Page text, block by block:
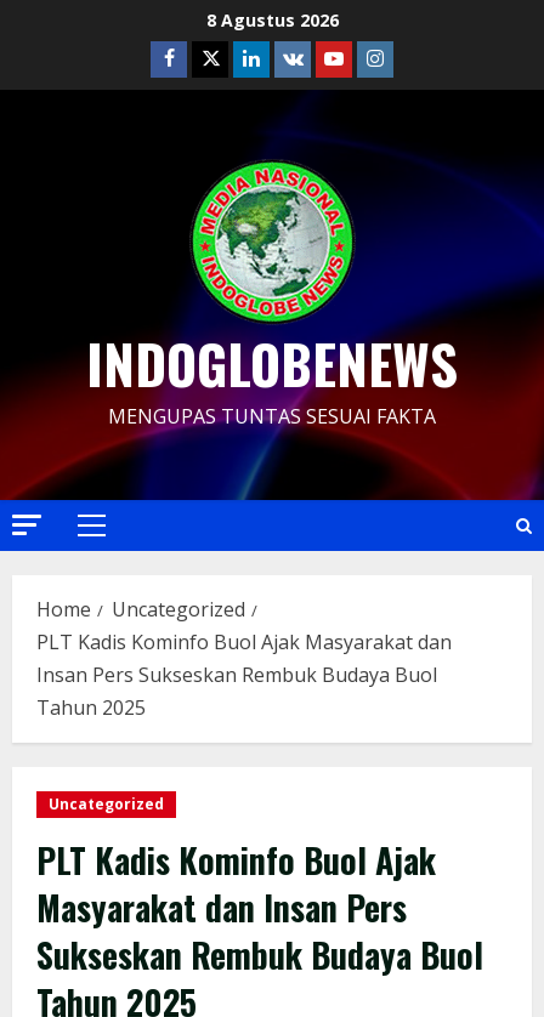
8 Agustus 2026
Facebook
TwitterLinkedin
VK YoutubeInstagram
INDOGLOBENEWS
MENGUPAS TUNTAS SESUAI FAKTA
Primary
Home
Uncategorized
PLT Kadis Kominfo Buol Ajak Masyarakat dan
Insan Pers Sukseskan Rembuk Budaya Buol
Tahun 2025
Uncategorized
PLT Kadis Kominfo Buol Ajak
Masyarakat dan Insan Pers
Sukseskan Rembuk Budaya Buol
Tahun 2025